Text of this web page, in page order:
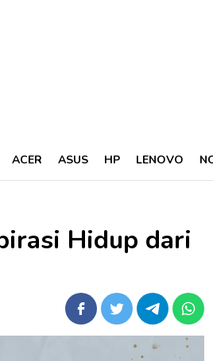
ACER ASUS HP LENOVO
Hidup dari